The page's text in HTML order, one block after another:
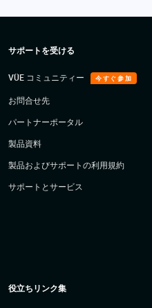
サポートを受ける
VÜE コミュニティー 今すぐ参加
お問合せ先
パートナーポータル
製品資料
製品およびサポートの利用規約
サポートとサービス
役立ちリンク集